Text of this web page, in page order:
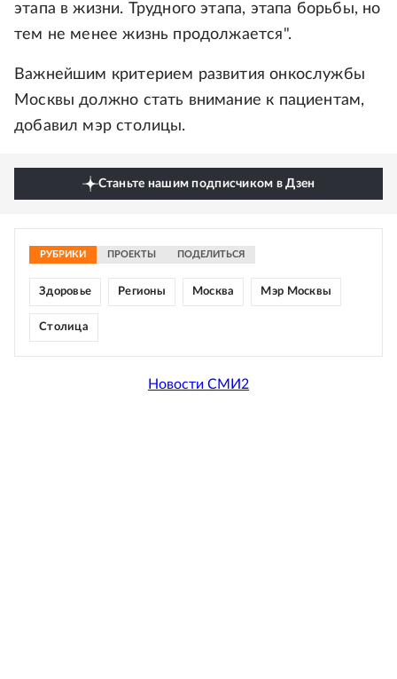
этапа в жизни. Трудного этапа, этапа борьбы, но
тем не менее жизнь продолжается".
Важнейшим критерием развития онкослужбы
Москвы должно стать внимание к пациентам,
добавил мэр столицы.
Станьте нашим подписчиком в Дзен
РУБРИКИ ПРОЕКТЫ ПОДЕЛИТЬСЯ
Здоровье Регионы Москва Мэр Москвы
Столица
Новости СМИ2